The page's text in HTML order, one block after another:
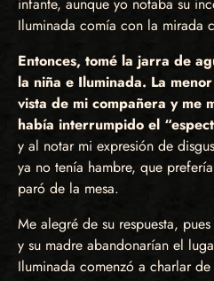
Iluminada comía con la mirada
Entonces, tomé la jarra de
la niña e Iluminada. La
vista de mi compañera y me
había interrumpido el
y al notar mi expresión de
ya no tenía hambre, que
paró de la mesa.
Me alegré de su respuesta,
y su madre abandonarían el
Iluminada comenzó a charlar